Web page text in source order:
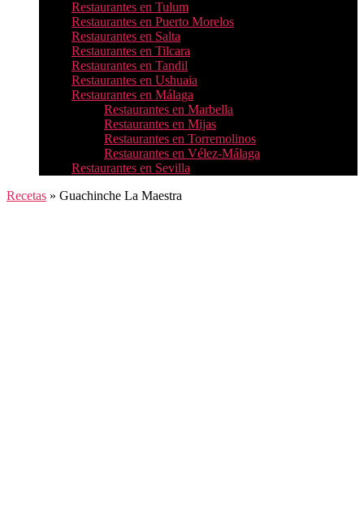
Restaurantes en Tulum
Restaurantes en Puerto Morelos
Restaurantes en Salta
Restaurantes en Tilcara
Restaurantes en Tandil
Restaurantes en Ushuaia
Restaurantes en Málaga
Restaurantes en Marbella
Restaurantes en Mijas
Restaurantes en Torremolinos
Restaurantes en Vélez-Málaga
Restaurantes en Sevilla
Recetas » Guachinche La Maestra